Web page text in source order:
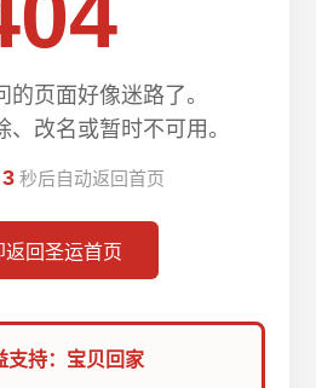
的页面好像迷路了。
、改名或暂时不可用。
3 秒后自动返回首页
返回圣运首页
持：宝贝回家